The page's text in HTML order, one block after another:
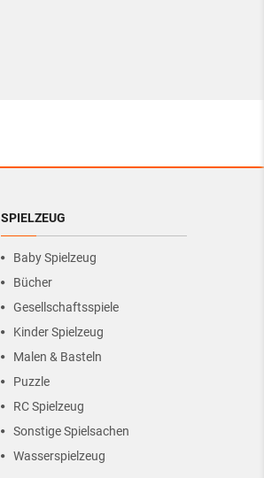
SPIELZEUG
Baby Spielzeug
Bücher
Gesellschaftsspiele
Kinder Spielzeug
Malen & Basteln
Puzzle
RC Spielzeug
Sonstige Spielsachen
Wasserspielzeug